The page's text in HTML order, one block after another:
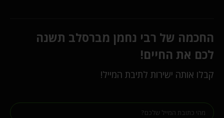
החכמה של רבי נחמן מברסלב תשנה
לכם את החיים!
קבלו אותה ישירות לתיבת המייל!